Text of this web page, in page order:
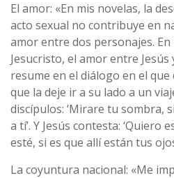
El amor: «En mis novelas, la
acto sexual no contribuye en
amor entre dos personajes. En
Jesucristo, el amor entre
resume en el diálogo en el que
que la deje ir a su lado a un
discí­pulos: ‘Mirare tu sombra,
a tí­’. Y Jesús contesta: ‘Quiero
esté, si es que allí­ están tus
La coyuntura nacional: «Me